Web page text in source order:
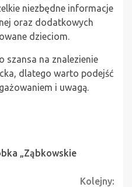
niezbędne informacje
oraz dodatkowych
dzieciom.
szansa na znalezienie
dlatego warto podejść
i uwagą.
„Ząbkowskie
Kolejny: